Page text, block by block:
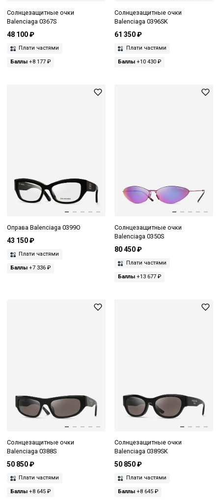
Солнцезащитные очки
Balenciaga 0367S
48 100 ₽
Плати частями
Баллы +8 177 ₽
Солнцезащитные очки
Balenciaga 0396SK
61 350 ₽
Плати частями
Баллы+10 430 ₽
Оправа Balenciaga 0399O
43 150 ₽
Плати частями
Баллы +7 336 ₽
Солнцезащитные очки
Balenciaga 0350S
80 450 ₽
Плати частями
Баллы+13 677 ₽
Солнцезащитные очки
Balenciaga 0388S
50 850 ₽
Плати частями
Баллы +8 645 ₽
Солнцезащитные очки
Balenciaga 0389SK
50 850 ₽
Плати частями
Баллы+8 645 ₽